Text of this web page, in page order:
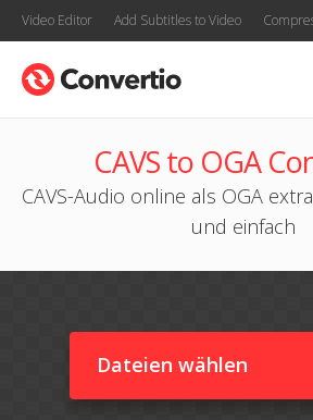
Video Editor Add Subtitles to Video
CAVS to OGA
CAVS-Audio online als OGA
und einfach
Dateien wählen